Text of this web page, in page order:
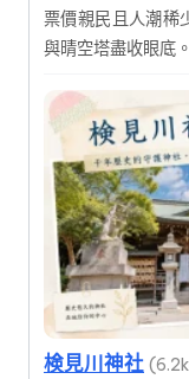
票價親民且人潮稀
與晴空塔盡收眼底。
検見川神社